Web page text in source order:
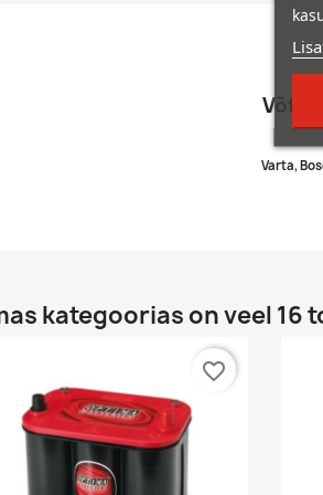
Varta,
kategoorias on veel 16
favorite_border